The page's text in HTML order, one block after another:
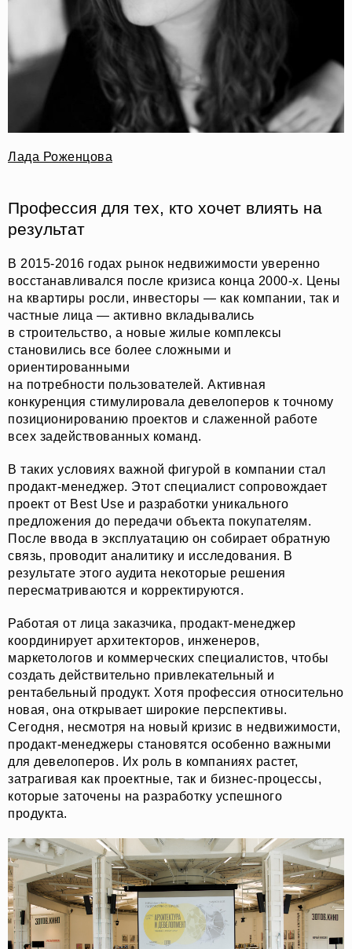
Лада Роженцова
Профессия для тех, кто хочет влиять на
результат
В 2015-2016 годах рынок недвижимости уверенно
восстанавливался после кризиса конца 2000-х. Цены
на квартиры росли, инвесторы — как компании, так и
частные лица — активно вкладывались
в строительство, а новые жилые комплексы
становились все более сложными и
ориентированными
на потребности пользователей. Активная
конкуренция стимулировала девелоперов к точному
позиционированию проектов и слаженной работе
всех задействованных команд.
В таких условиях важной фигурой в компании стал
продакт-менеджер. Этот специалист сопровождает
проект от Best Use и разработки уникального
предложения до передачи объекта покупателям.
После ввода в эксплуатацию он собирает обратную
связь, проводит аналитику и исследования. В
результате этого аудита некоторые решения
пересматриваются и корректируются.
Работая от лица заказчика, продакт-менеджер
координирует архитекторов, инженеров,
маркетологов и коммерческих специалистов, чтобы
создать действительно привлекательный и
рентабельный продукт. Хотя профессия относительно
новая, она открывает широкие перспективы.
Сегодня, несмотря на новый кризис в недвижимости,
продакт-менеджеры становятся особенно важными
для девелоперов. Их роль в компаниях растет,
затрагивая как проектные, так и бизнес-процессы,
которые заточены на разработку успешного
продукта.